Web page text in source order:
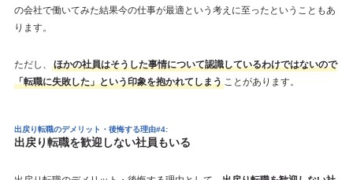
の会社で働いてみた結果今の仕事が最適という考えに至ったということもあ
ります。
ただし、
ほかの社員はそうした事情について認識しているわけではないので
「転職に失敗した」という印象を抱かれてしまう ことがあります。
出戻り転職のデメリット・後悔する理由#4:
出戻り転職を歓迎しない社員もいる